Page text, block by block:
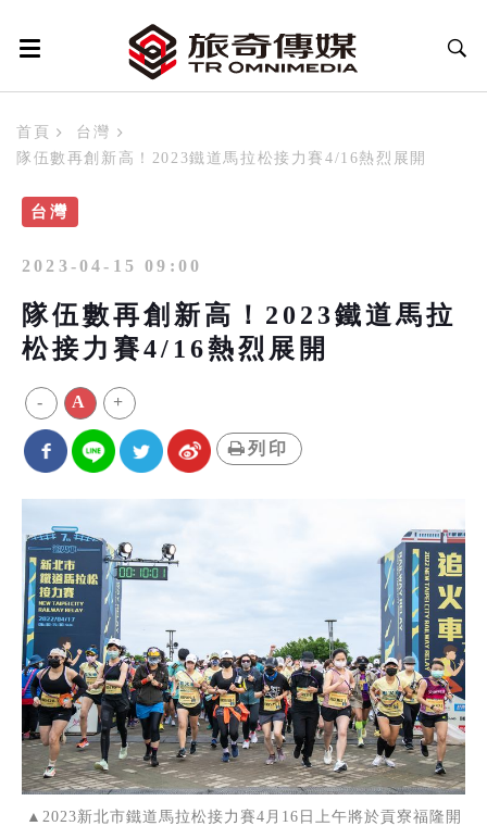
首頁
台灣
隊伍數再創新高！2023鐵道馬拉松接力賽4/16熱烈展開
台灣
2023-04-15 09:00
隊伍數再創新高！2023鐵道馬拉
松接力賽4/16熱烈展開
- A +
列印
▲2023新北市鐵道馬拉松接力賽4月16日上午將於貢寮福隆開